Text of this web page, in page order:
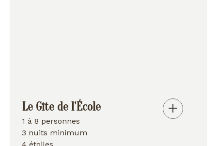
Le Gîte de l’École
1 à 8 personnes
3 nuits minimum